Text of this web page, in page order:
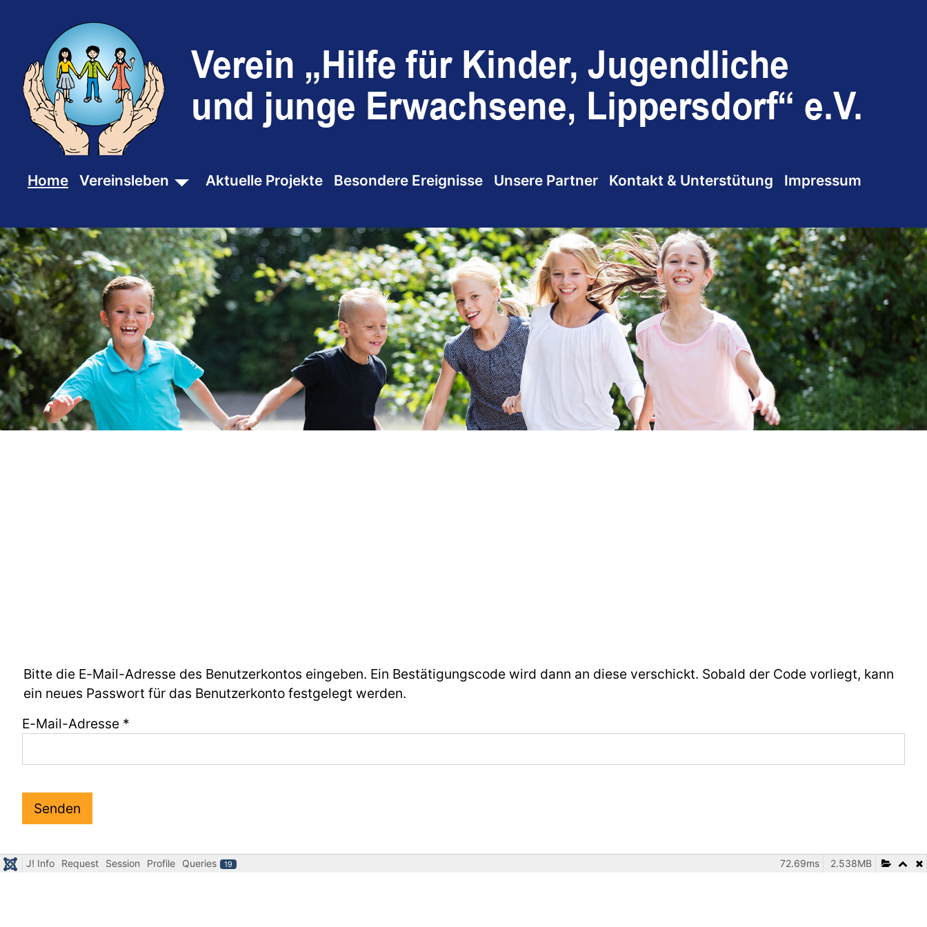
SKIP TO MAIN CONTENT
Home Vereinsleben Aktuelle Projekte Besondere Ereignisse Unsere Partner Kontakt & Unterstütung Impressum
Bitte die E-Mail-Adresse des Benutzerkontos eingeben. Ein Bestätigungscode wird dann an diese verschickt. Sobald der Code vorliegt, kann
ein neues Passwort für das Benutzerkonto festgelegt werden.
E-Mail-Adresse *
Senden
J! Info Request Session Profile Queries 19 2.538MB
72.69ms